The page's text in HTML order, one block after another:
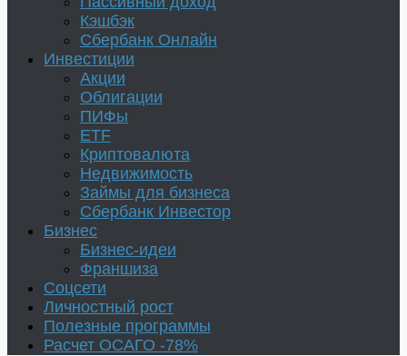
Кэшбэк
Сбербанк Онлайн
Инвестиции
Акции
Облигации
ПИФы
ETF
Криптовалюта
Недвижимость
Займы для бизнеса
Сбербанк Инвестор
Бизнес
Бизнес-идеи
Франшиза
Соцсети
Личностный рост
Полезные программы
Расчет ОСАГО -78%